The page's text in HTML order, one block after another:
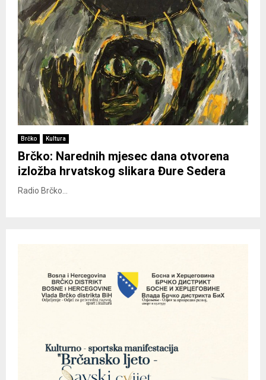
Brčko Kultura
Brčko: Narednih mjesec dana otvorena
izložba hrvatskog slikara Đure Sedera
Radio Brčko...